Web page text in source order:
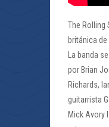
The Rolling
británica
La banda
por Brian
Richards,
guitarrista
Mick Avory